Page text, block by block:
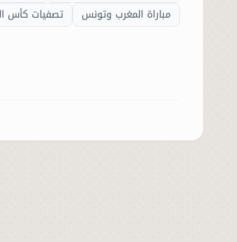
مباراة المغرب وتونس
تصفيات كأس